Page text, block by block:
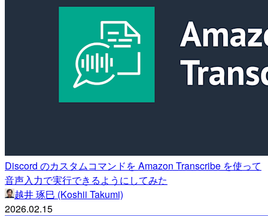
Discord のカスタムコマンドを Amazon Transcribe を使って
音声入力で実行できるようにしてみた
越井 琢巳 (Koshii Takumi)
2026.02.15